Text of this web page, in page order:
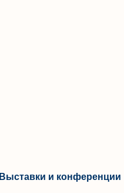
Выставки и конференции